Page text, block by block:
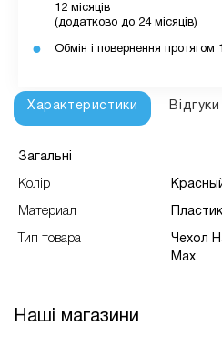
12 місяців
(додатково до 24 місяців)
Обмін і повернення протягом
Характеристики Відгуки
Загальні
Колір
Материал Пластик
Тип товара
Чехол
Max
Наші магазини